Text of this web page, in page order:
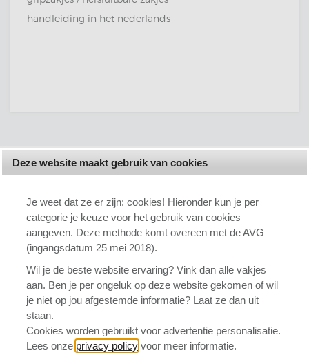
- handleiding in het nederlands
HOME
PRODUCTEN
KLEUREN/MATEN
ACCOUNT
VERZENDING
CONTACT
Deze website maakt gebruik van cookies
Je weet dat ze er zijn: cookies! Hieronder kun je per
categorie je keuze voor het gebruik van cookies
aangeven. Deze methode komt overeen met de AVG
(ingangsdatum 25 mei 2018).
Wil je de beste website ervaring? Vink dan alle vakjes
aan. Ben je per ongeluk op deze website gekomen of wil
je niet op jou afgestemde informatie? Laat ze dan uit
staan.
Cookies worden gebruikt voor advertentie personalisatie.
Lees onze privacy policy voor meer informatie.